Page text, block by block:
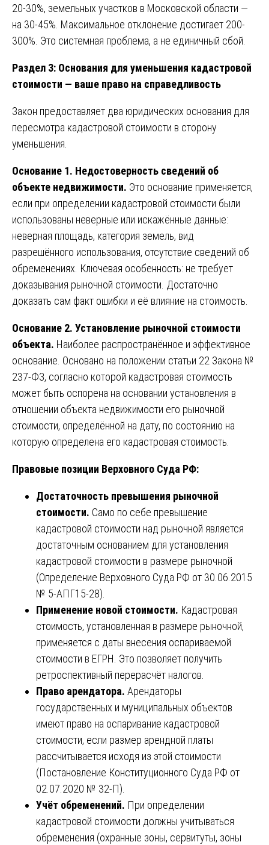
20-30%, земельных участков в Московской области —
на 30-45%. Максимальное отклонение достигает 200-
300%. Это системная проблема, а не единичный сбой.
Раздел 3: Основания для уменьшения кадастровой
стоимости — ваше право на справедливость
Закон предоставляет два юридических основания для
пересмотра кадастровой стоимости в сторону
уменьшения.
Основание 1. Недостоверность сведений об
объекте недвижимости. Это основание применяется,
если при определении кадастровой стоимости были
использованы неверные или искажённые данные:
неверная площадь, категория земель, вид
разрешённого использования, отсутствие сведений об
обременениях. Ключевая особенность: не требует
доказывания рыночной стоимости. Достаточно
доказать сам факт ошибки и её влияние на стоимость.
Основание 2. Установление рыночной стоимости
объекта. Наиболее распространённое и эффективное
основание. Основано на положении статьи 22 Закона №
237-ФЗ, согласно которой кадастровая стоимость
может быть оспорена на основании установления в
отношении объекта недвижимости его рыночной
стоимости, определённой на дату, по состоянию на
которую определена его кадастровая стоимость.
Правовые позиции Верховного Суда РФ:
Достаточность превышения рыночной
стоимости. Само по себе превышение
кадастровой стоимости над рыночной является
достаточным основанием для установления
кадастровой стоимости в размере рыночной
(Определение Верховного Суда РФ от 30.06.2015
№ 5-АПГ15-28).
Применение новой стоимости. Кадастровая
стоимость, установленная в размере рыночной,
применяется с даты внесения оспариваемой
стоимости в ЕГРН. Это позволяет получить
ретроспективный перерасчёт налогов.
Право арендатора. Арендаторы
государственных и муниципальных объектов
имеют право на оспаривание кадастровой
стоимости, если размер арендной платы
рассчитывается исходя из этой стоимости
(Постановление Конституционного Суда РФ от
02.07.2020 № 32-П).
Учёт обременений. При определении
кадастровой стоимости должны учитываться
обременения (охранные зоны, сервитуты, зоны